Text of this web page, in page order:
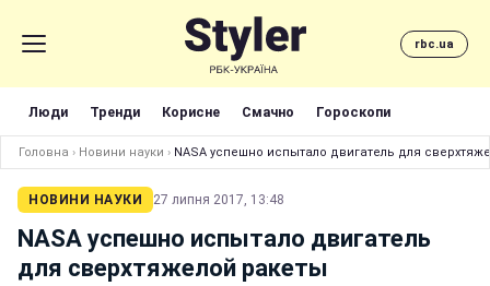
rbc.ua
Люди Тренди Корисне Смачно Гороскопи
Головна › Новини науки › NASA успешно испытало двигатель для
НОВИНИ НАУКИ 27 липня 2017, 13:48
NASA успешно испытало двигатель
для сверхтяжелой ракеты